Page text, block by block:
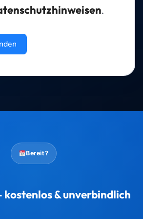
.
Bereit?
& unverbindlich